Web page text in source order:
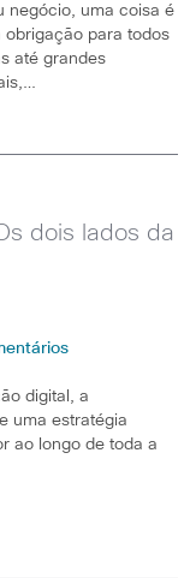
negócio, uma coisa é
obrigação para todos
até grandes
dois lados da
digital, a
uma estratégia
ao longo de toda a